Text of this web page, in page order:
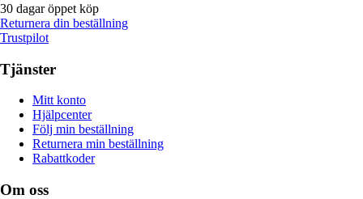
30 dagar öppet köp
Returnera din beställning
Trustpilot
Tjänster
Mitt konto
Hjälpcenter
Följ min beställning
Returnera min beställning
Rabattkoder
Om oss